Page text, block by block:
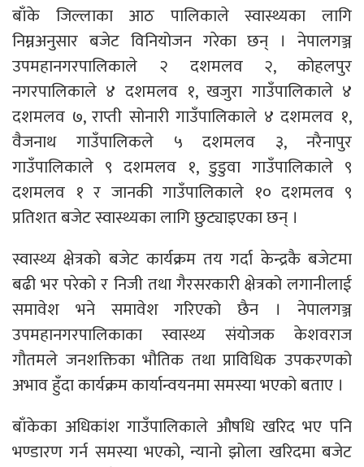
बाँके जिल्लाका आठ पालिकाले स्वास्थ्यका लागि
निम्नअनुसार बजेट विनियोजन गरेका छन् । नेपालगञ्ज
उपमहानगरपालिकाले २ दशमलव २, कोहलपुर
नगरपालिकाले ४ दशमलव १, खजुरा गाउँपालिकाले ४
दशमलव ७, राप्ती सोनारी गाउँपालिकाले ४ दशमलव १,
वैजनाथ गाउँपालिकले ५ दशमलव ३, नरैनापुर
गाउँपालिकाले ९ दशमलव १, डुडुवा गाउँपालिकाले ९
दशमलव १ र जानकी गाउँपालिकाले १० दशमलव ९
प्रतिशत बजेट स्वास्थ्यका लागि छुट्याइएका छन् ।
स्वास्थ्य क्षेत्रको बजेट कार्यक्रम तय गर्दा केन्द्रकै बजेटमा
बढी भर परेको र निजी तथा गैरसरकारी क्षेत्रको लगानीलाई
समावेश भने समावेश गरिएको छैन । नेपालगञ्ज
उपमहानगरपालिकाका स्वास्थ्य संयोजक केशवराज
गौतमले जनशक्तिका भौतिक तथा प्राविधिक उपकरणको
अभाव हुँदा कार्यक्रम कार्यान्वयनमा समस्या भएको बताए ।
बाँकेका अधिकांश गाउँपालिकाले औषधि खरिद भए पनि
भण्डारण गर्न समस्या भएको, न्यानो झोला खरिदमा बजेट